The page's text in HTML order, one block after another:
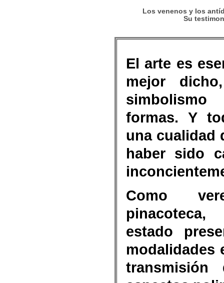
Los venenos y los
Su
El arte es
mejor
formas. Y
una cualidad
haber sido
Como
estado
modalidades
transmisión